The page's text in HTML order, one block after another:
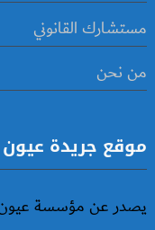
مستشارك القانوني
من نحن
موقع جريدة عيون
يصدر عن مؤسسة عيون